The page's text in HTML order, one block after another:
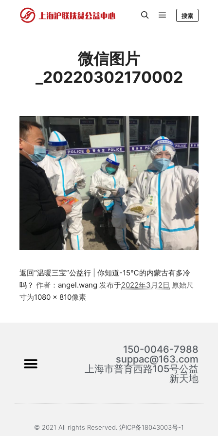
搜索
微信图片
_20220302170002
返回“温暖三宝”公益行 | 你知道-15℃的内蒙古有多冷
吗？ 作者： angel.wang 发布于2022年3月2日 原始尺
寸为1080 × 810像素
150-0046-7988
suppac@163.com
上海市普育西路105号公益
新天地
© 2021 All rights Reserved. 沪ICP备18043003号-1